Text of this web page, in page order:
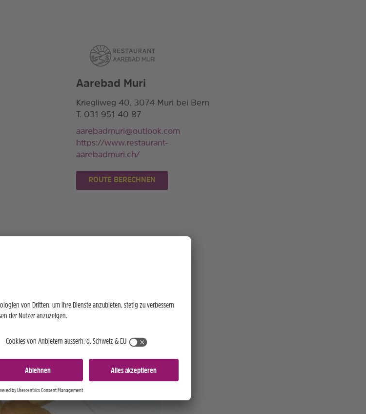
Aarebad Muri
Kriegliweg 40, 3074 Muri bei Bern
T. 031 951 40 87
aarebadmuri@outlook.com
https://www.restaurant-
aarebadmuri.ch/
ROUTE BERECHNEN